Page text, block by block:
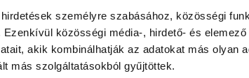
személyre szabásához, közösségi
közösségi média-, hirdető- és
akik kombinálhatják az adatokat más olyan
más szolgáltatásokból gyűjtöttek.